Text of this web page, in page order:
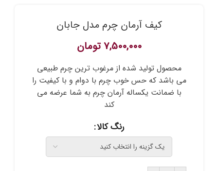
کیف آرمان چرم مدل جابان
7,500,000تومان
محصول تولید شده از مرغوب ترین چرم طبیعی
می باشد که حس خوب چرم با دوام و با کیفیت را
با ضمانت یکساله آرمان چرم به شما عرضه می
کند
رنگ کالا